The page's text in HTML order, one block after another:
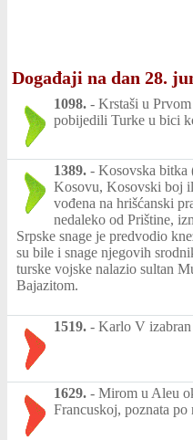
Događaji na dan 28.
1098. - Krstaši u
pobijedili Turke u bici
1389. - Kosovska bitka
Kosovu, Kosovski boj
vođena na hrišćanski
nedaleko od Prištine,
Srpske snage je predvodio
su bile i snage njegovih
turske vojske nalazio sultan
Bajazitom.
1519. - Karlo V izabran
1629. - Mirom u Aleu
Francuskoj, poznata